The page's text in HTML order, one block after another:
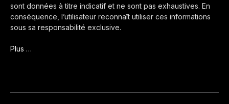
sont données à titre indicatif et ne sont pas exhaustives. En
conséquence, l’utilisateur reconnaît utiliser ces informations
sous sa responsabilité exclusive.
Plus …